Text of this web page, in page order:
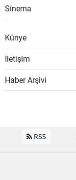
Sinema
Künye
İletişim
Haber Arşivi
RSS